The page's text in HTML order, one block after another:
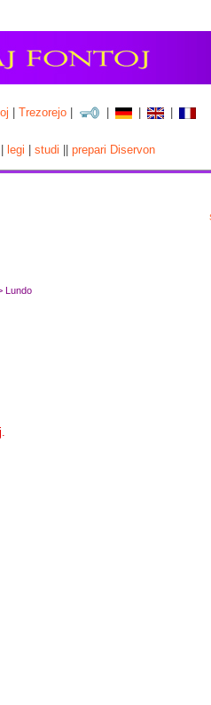
|Trezorejo
legi |studi ||prepari Diservon
Lundo